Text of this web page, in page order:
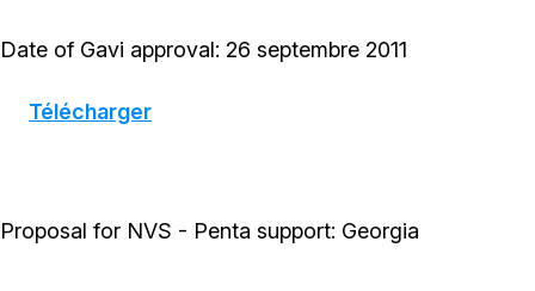
Date of Gavi approval: 26 septembre 2011
Télécharger
Proposal for NVS - Penta support: Georgia